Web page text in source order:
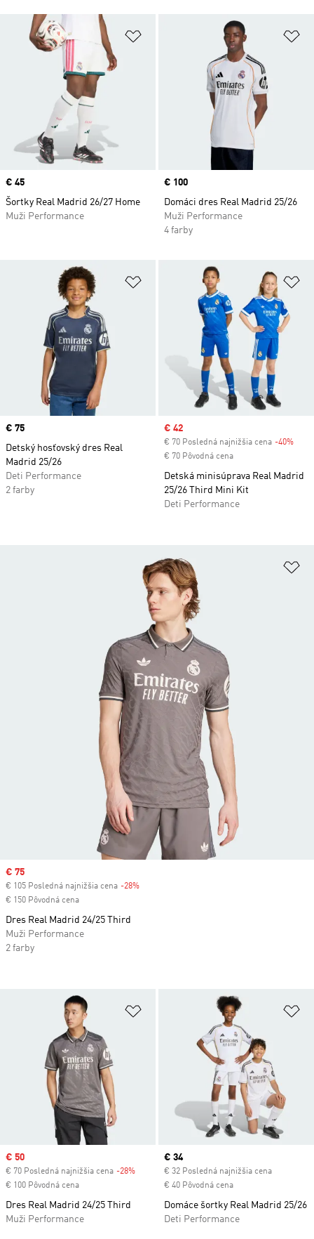
Pridať do zoznamu želaných
Price
€ 45
Šortky Real Madrid 26/27 Home
Muži Performance
Price
€ 100
Domáci dres Real Madrid 25/26
Muži Performance
4 farby
Pridať do zoznamu želaných
Price
€ 75
Detský hosťovský dres Real
Madrid 25/26
Deti Performance
2 farby
Sale price
€ 42
€ 70 Posledná najnižšia cena -40%
€ 70 Pôvodná cena
Detská minisúprava Real Madrid
25/26 Third Mini Kit
Deti Performance
Pridať do zoznamu želaných
Sale price
€ 50
€ 70 Posledná najnižšia cena -28% Discount
€ 100 Pôvodná cena
Dres Real Madrid 24/25 Third
Muži Performance
Current price
€ 34
€ 32 Posledná najnižšia cena
€ 40 Pôvodná cena
Domáce šortky Real Madrid 25/26
Deti Performance
Sale price
€ 75
€ 105 Posledná najnižšia cena -28%
€ 150 Pôvodná cena
Dres Real Madrid 24/25 Third
Muži Performance
2 farby